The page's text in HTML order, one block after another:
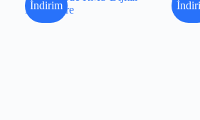
İndirim